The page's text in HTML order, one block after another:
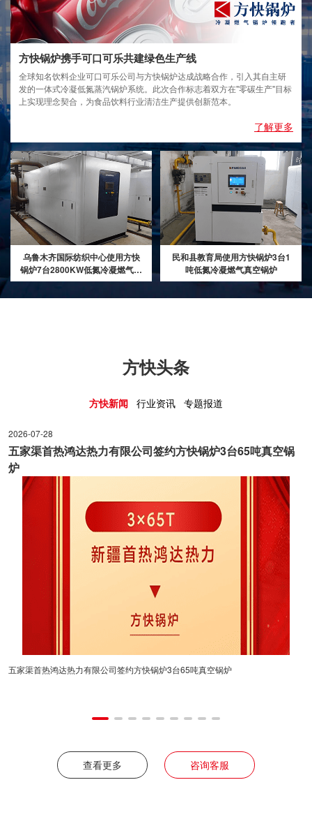
方快锅炉携手可口可乐共建绿色生产线
全球知名饮料企业可口可乐公司与方快锅炉达成战略合作，引入其自主研
发的一体式冷凝低氮蒸汽锅炉系统。此次合作标志着双方在"零碳生产"目标
上实现理念契合，为食品饮料行业清洁生产提供创新范本。
了解更多
乌鲁木齐国际纺织中心使用方快
锅炉7台2800KW低氮冷凝燃气真
空热水锅炉
民和县教育局使用方快锅炉3台1
吨低氮冷凝燃气真空锅炉
方快头条
方快新闻 行业资讯 专题报道
2026-07-28
五家渠首热鸿达热力有限公司签约方快锅炉3台65吨真空锅
炉
五家渠首热鸿达热力有限公司签约方快锅炉3台65吨真空锅炉
方快锅炉亮
方快助阵比
查看更多 咨询客服